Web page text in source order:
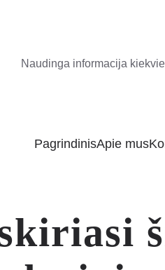
Naudinga informacija
PagrindinisApie mus